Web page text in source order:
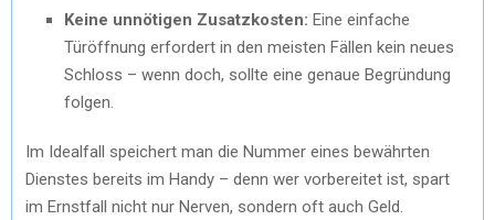
Keine unnötigen Zusatzkosten: Eine einfache
Türöffnung erfordert in den meisten Fällen kein neues
Schloss – wenn doch, sollte eine genaue Begründung
folgen.
Im Idealfall speichert man die Nummer eines bewährten
Dienstes bereits im Handy – denn wer vorbereitet ist, spart
im Ernstfall nicht nur Nerven, sondern oft auch Geld.